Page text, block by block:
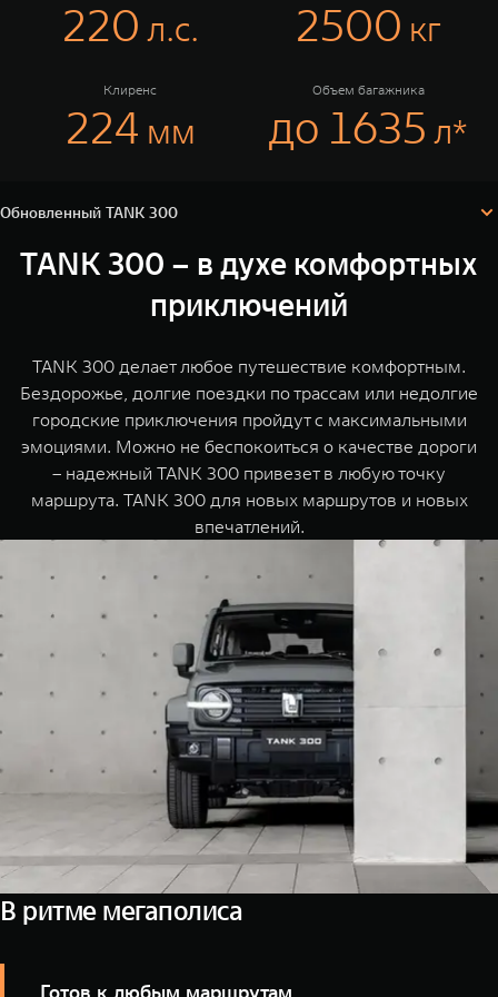
TANK 500
Веди за собой
от 6 499 000 ₽
TANK 700
от 10 199
WEY 07
Расширяя границы комфорта
WEY 05
Эстетика
Масштаб возможностей
от 6 449 000 ₽
WEY 80
Масштаб
от 8 099
TANK Финансы
TANK ФИНАНСЫ
TANK Лизинг
Сервис
Моторные масла
Цифровые сервисы TANK
220 л.c. 2500 кг
Клиренс
224 мм
Объем багажника
до 1635 л*
Обновленный TANK 300
Обновленный TANK 300
TANK 300
Аксессуары
TANK 300 – в духе комфортных
приключений
TANK 300 делает любое путешествие комфортным.
Бездорожье, долгие поездки по трассам или недолгие
городские приключения пройдут с максимальными
эмоциями. Можно не беспокоиться о качестве дороги
– надежный TANK 300 привезет в любую точку
маршрута. TANK 300 для новых маршрутов и новых
впечатлений.
В ритме мегаполиса